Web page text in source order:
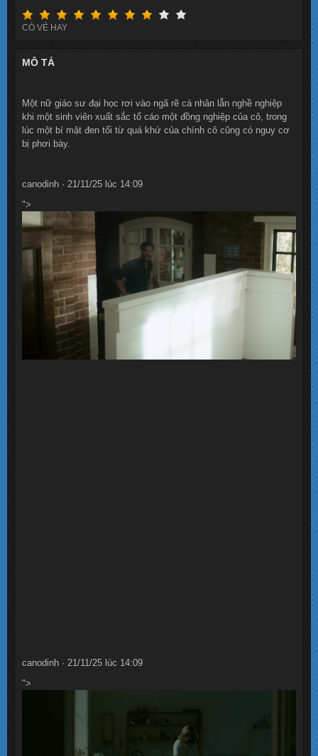
CÓ VẺ HAY
MÔ TẢ
Một nữ giáo sư đại học rơi vào ngã rẽ cá nhân lẫn nghề nghiệp
khi một sinh viên xuất sắc tố cáo một đồng nghiệp của cô, trong
lúc một bí mật đen tối từ quá khứ của chính cô cũng có nguy cơ
bị phơi bày.
canodinh · 21/11/25 lúc 14:09
">
canodinh · 21/11/25 lúc 14:09
">